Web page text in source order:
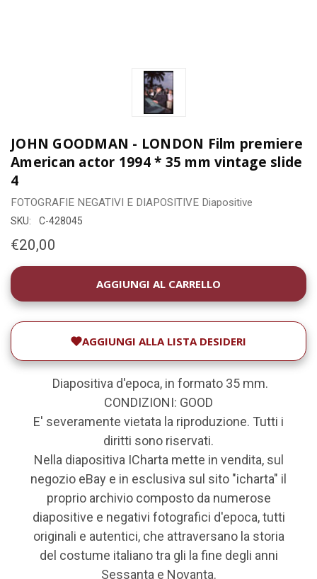
JOHN GOODMAN - LONDON Film premiere
American actor 1994 * 35 mm vintage slide
4
FOTOGRAFIE NEGATIVI E DIAPOSITIVE Diapositive
SKU: C-428045
€20,00
DISPONIBILITÀ
ATTUALE:
AGGIUNGI ALLA LISTA DESIDERI
Diapositiva d'epoca, in formato 35 mm.
CONDIZIONI: GOOD
E' severamente vietata la riproduzione. Tutti i
diritti sono riservati.
Nella diapositiva ICharta mette in vendita, sul
negozio eBay e in esclusiva sul sito "icharta" il
proprio archivio composto da numerose
diapositive e negativi fotografici d'epoca, tutti
originali e autentici, che attraversano la storia
del costume italiano tra gli la fine degli anni
Sessanta e Novanta.